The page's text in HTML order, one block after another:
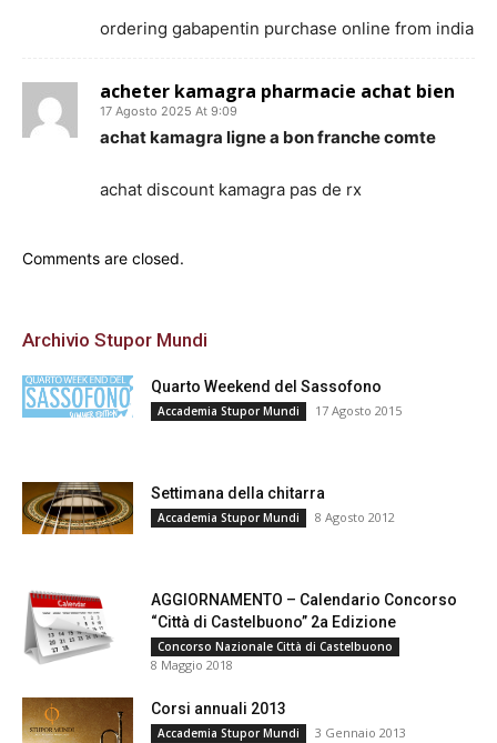
ordering gabapentin purchase online from india
acheter kamagra pharmacie achat bien
17 Agosto 2025 At 9:09
achat kamagra ligne a bon franche comte
achat discount kamagra pas de rx
Comments are closed.
Archivio Stupor Mundi
Quarto Weekend del Sassofono
Accademia Stupor Mundi 17 Agosto 2015
Settimana della chitarra
Accademia Stupor Mundi 8 Agosto 2012
AGGIORNAMENTO – Calendario Concorso
“Città di Castelbuono” 2a Edizione
Concorso Nazionale Città di Castelbuono
8 Maggio 2018
Corsi annuali 2013
Accademia Stupor Mundi 3 Gennaio 2013